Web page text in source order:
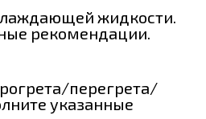
жидкости.
рекомендации.
перегрета/
указанные